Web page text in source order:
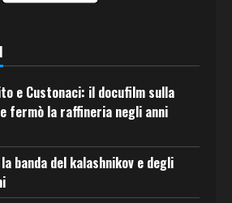
e Custonaci: il docufilm sulla
fermò la raffineria negli anni
banda del kalashnikov e degli